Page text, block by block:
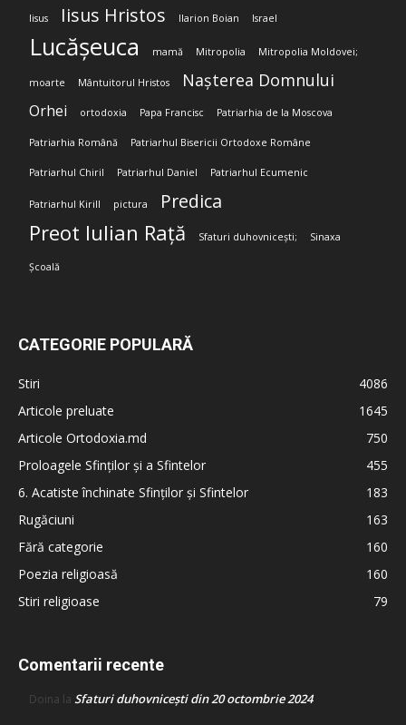
Iisus Iisus Hristos Ilarion Boian Israel
Lucășeuca mamă Mitropolia Mitropolia Moldovei;
moarte Mântuitorul Hristos Nașterea Domnului
Orhei ortodoxia Papa Francisc Patriarhia de la Moscova
Patriarhia Română Patriarhul Bisericii Ortodoxe Române
Patriarhul Chiril Patriarhul Daniel Patriarhul Ecumenic
Patriarhul Kirill pictura Predica
Preot Iulian Rață Sfaturi duhovnicești; Sinaxa
Școală
CATEGORIE POPULARĂ
Stiri
4086
Articole preluate
1645
Articole Ortodoxia.md
750
Proloagele Sfinților și a Sfintelor
455
6. Acatiste închinate Sfinților și Sfintelor
183
Rugăciuni
163
Fără categorie
160
Poezia religioasă
160
Stiri religioase
79
Comentarii recente
Doina la Sfaturi duhovnicești din 20 octombrie 2024